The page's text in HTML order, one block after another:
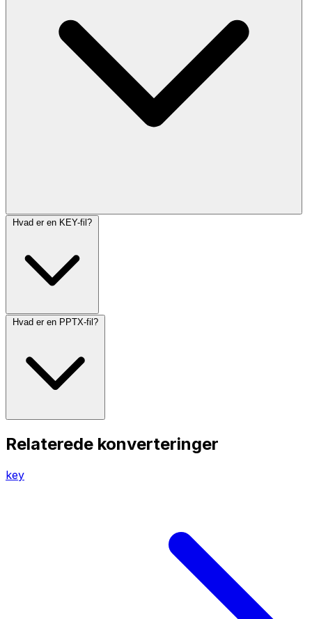
Hvad er en KEY-fil?
Hvad er en PPTX-fil?
Relaterede konverteringer
key